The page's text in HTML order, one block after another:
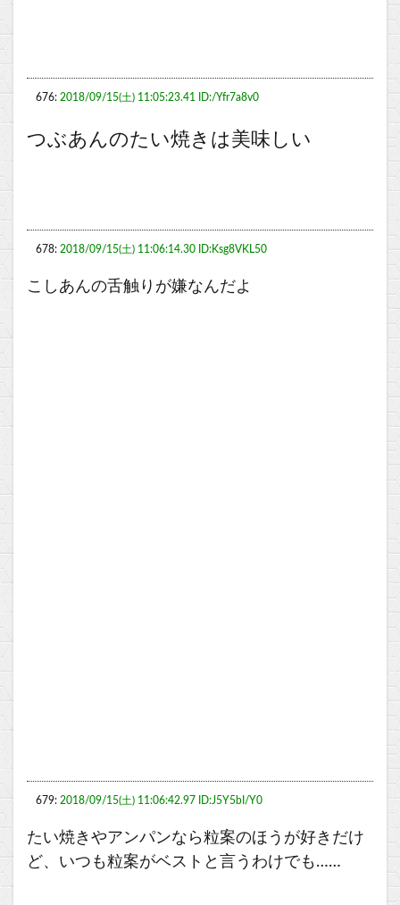
676: 2018/09/15(土) 11:05:23.41 ID:/Yfr7a8v0
つぶあんのたい焼きは美味しい
678: 2018/09/15(土) 11:06:14.30 ID:Ksg8VKL50
こしあんの舌触りが嫌なんだよ
679: 2018/09/15(土) 11:06:42.97 ID:J5Y5bI/Y0
たい焼きやアンパンなら粒案のほうが好きだけ
ど、いつも粒案がベストと言うわけでも……